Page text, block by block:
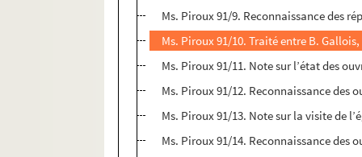
Ms. Piroux 91/9. Reconnaissance des
Ms. Piroux 91/10. Traité entre B.
Ms. Piroux 91/11. Note sur l’état des
Ms. Piroux 91/12. Reconnaissance des
Ms. Piroux 91/13. Note sur la visite de
Ms. Piroux 91/14. Reconnaissance des